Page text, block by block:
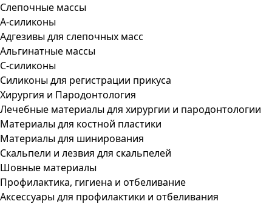
Слепочные массы
А-силиконы
Адгезивы для слепочных масс
Альгинатные массы
С-силиконы
Силиконы для регистрации прикуса
Хирургия и Пародонтология
Лечебные материалы для хирургии и пародонтологии
Материалы для костной пластики
Материалы для шинирования
Скальпели и лезвия для скальпелей
Шовные материалы
Профилактика, гигиена и отбеливание
Аксессуары для профилактики и отбеливания